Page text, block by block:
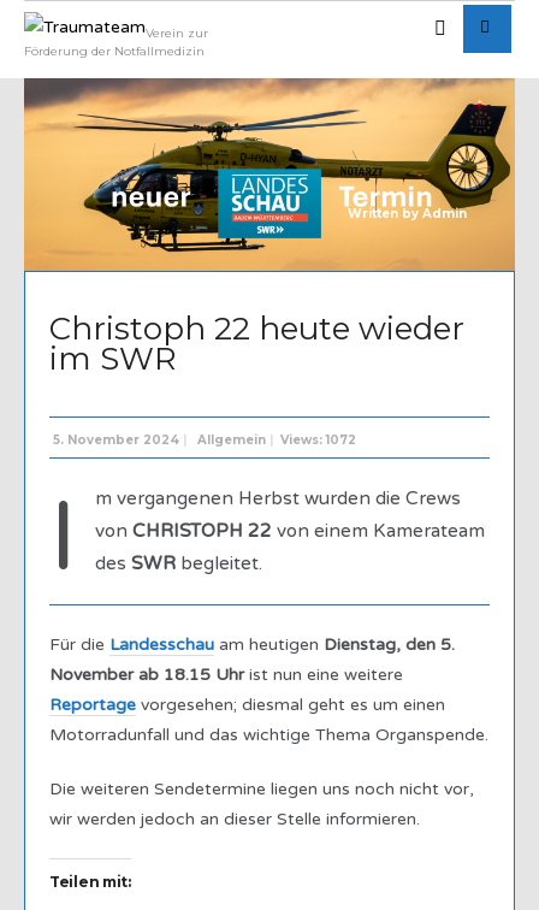
Verein zur
Förderung der Notfallmedizin
Written by Admin
Christoph 22 heute wieder
im SWR
5. November 2024 Allgemein Views: 1072
I
m vergangenen Herbst wurden die Crews
von CHRISTOPH 22 von einem Kamerateam
des SWR begleitet.
Für die Landesschau am heutigen Dienstag, den 5.
November ab 18.15 Uhrist nun eine weitere
Reportage vorgesehen; diesmal geht es um einen
Motorradunfall und das wichtige Thema Organspende.
Die weiteren Sendetermine liegen uns noch nicht vor,
wir werden jedoch an dieser Stelle informieren.
Teilen mit: